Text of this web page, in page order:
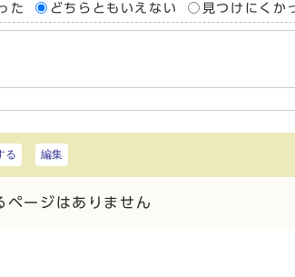
た どちらともいえない 見つけにくか
る 編集
ページはありません